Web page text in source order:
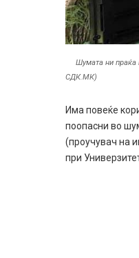
Шумата ни праќа
СДК.МК)
Има повеќе
поопасни во
(проучувач на
при